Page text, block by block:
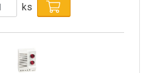
ks